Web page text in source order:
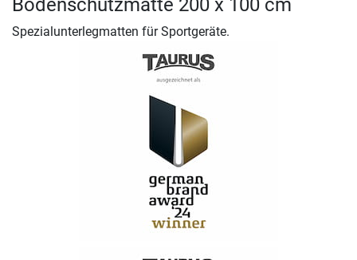
Bodenschutzmatte 200 x 100 cm
Spezialunterlegmatten für Sportgeräte.